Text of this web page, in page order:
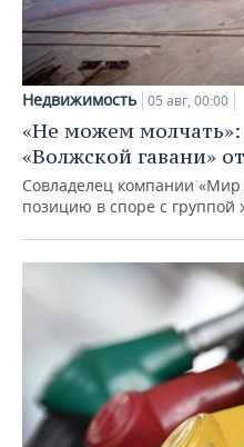
Недвижимость 05 авг, 00:00
«Не можем
«Волжской гавани»
Совладелец компании «Мир
позицию в споре с группой